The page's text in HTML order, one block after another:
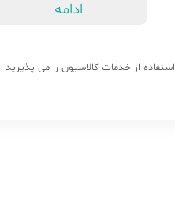
ادامه
استفاده از خدمات کالاسیون را می پذیرید